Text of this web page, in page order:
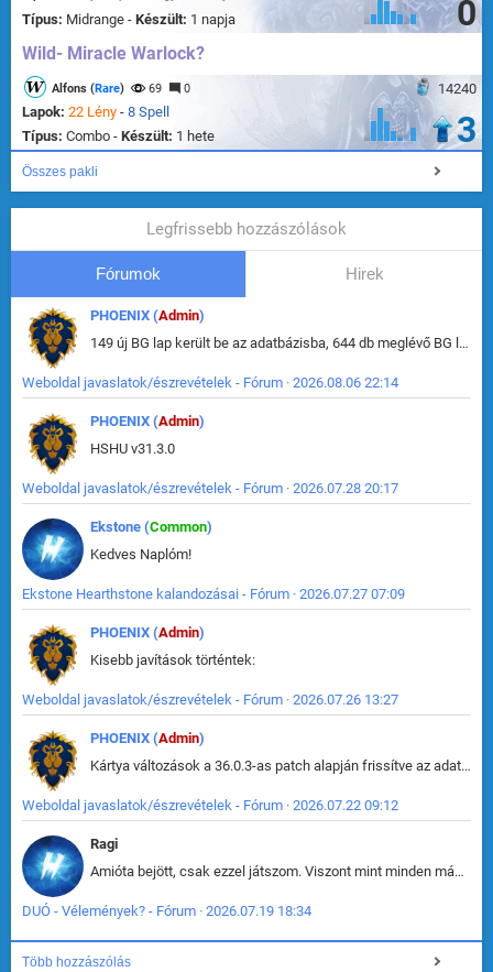
Típus: Midrange - Készült: 1 napja 0
Wild- Miracle Warlock?
14240
Alfons (Rare) 69 0
Lapok: 22 Lény - 8 Spell
Típus: Combo - Készült: 1 hete 3
Összes pakli
Legfrissebb hozzászólások
Fórumok Hirek
PHOENIX (Admin)
149 új BG lap került be az adatbázisba, 644 db meglévő BG lap módosult, bekerültek az új képek a megváltozott lapokhoz is.
Weboldal javaslatok/észrevételek - Fórum · 2026.08.06 22:14
PHOENIX (Admin)
HSHU v31.3.0
Weboldal javaslatok/észrevételek - Fórum · 2026.07.28 20:17
Ekstone (Common)
Kedves Naplóm!
Ekstone Hearthstone kalandozásai - Fórum · 2026.07.27 07:09
PHOENIX (Admin)
Kisebb javítások történtek:
Weboldal javaslatok/észrevételek - Fórum · 2026.07.26 13:27
PHOENIX (Admin)
Kártya változások a 36.0.3-as patch alapján frissítve az adatbázisban (képek is cserélve).
Weboldal javaslatok/észrevételek - Fórum · 2026.07.22 09:12
Ragi
Amióta bejött, csak ezzel játszom. Viszont mint minden más - akár az alapjáték is, ez is baromira összetett lett. Néha már pár kör után is esélytelen az egész. Vagy irreállisan túltápol valaki, vagy lelép a partner, vagy csak hülye mint a segg. És amikor eljönne az én időm, na akkor jön el mindenki másé is. Engem jobban érdekelne, hogy ki milyen ratingen szokott játszani. Na ez lenne egy érdekes adat.
DUÓ - Vélemények? - Fórum · 2026.07.19 18:34
Több hozzászólás